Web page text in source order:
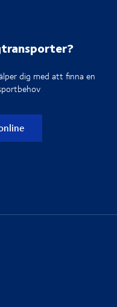
dig med att finna en